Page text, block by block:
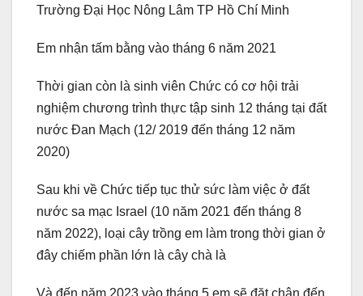
Trường Đại Học Nông Lâm TP Hồ Chí Minh
Em nhận tấm bằng vào tháng 6 năm 2021
Thời gian còn là sinh viên Chức có cơ hội trải
nghiệm chương trình thực tập sinh 12 tháng tại đất
nước Đan Mạch (12/ 2019 đến tháng 12 năm
2020)
Sau khi về Chức tiếp tục thử sức làm việc ở đất
nước sa mạc Israel (10 năm 2021 đến tháng 8
năm 2022), loại cây trồng em làm trong thời gian ở
đây chiếm phần lớn là cây chà là
Và đến năm 2023 vào tháng 5 em sẽ đặt chân đến